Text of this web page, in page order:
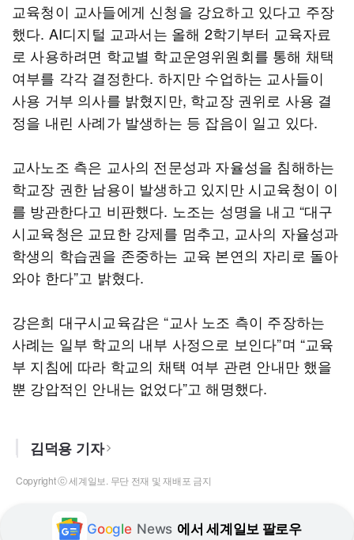
교육청이 교사들에게 신청을 강요하고 있다고 주장
했다. AI디지털 교과서는 올해 2학기부터 교육자료
로 사용하려면 학교별 학교운영위원회를 통해 채택
여부를 각각 결정한다. 하지만 수업하는 교사들이
사용 거부 의사를 밝혔지만, 학교장 권위로 사용 결
정을 내린 사례가 발생하는 등 잡음이 일고 있다.
교사노조 측은 교사의 전문성과 자율성을 침해하는
학교장 권한 남용이 발생하고 있지만 시교육청이 이
를 방관한다고 비판했다. 노조는 성명을 내고 “대구
시교육청은 교묘한 강제를 멈추고, 교사의 자율성과
학생의 학습권을 존중하는 교육 본연의 자리로 돌아
와야 한다”고 밝혔다.
강은희 대구시교육감은 “교사 노조 측이 주장하는
사례는 일부 학교의 내부 사정으로 보인다”며 “교육
부 지침에 따라 학교의 채택 여부 관련 안내만 했을
뿐 강압적인 안내는 없었다”고 해명했다.
김덕용 기자
Copyright ⓒ 세계일보. 무단 전재 및 재배포 금지
Google News 에서 세계일보 팔로우